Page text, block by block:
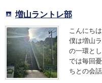
増山ラントレ部
こんにち
僕は増山
の一環と
では毎回
ちとの会